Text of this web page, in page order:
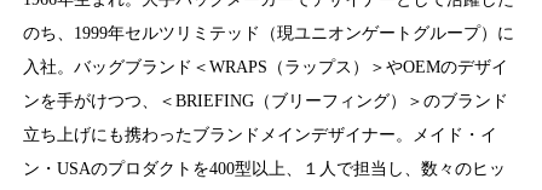
のち、1999年セルツリミテッド（現ユニオンゲートグループ）に
入社。バッグブランド＜WRAPS（ラップス）＞やOEMのデザイ
ンを手がけつつ、＜BRIEFING（ブリーフィング）＞のブランド
立ち上げにも携わったブランドメインデザイナー。メイド・イ
ン・USAのプロダクトを400型以上、１人で担当し、数々のヒッ